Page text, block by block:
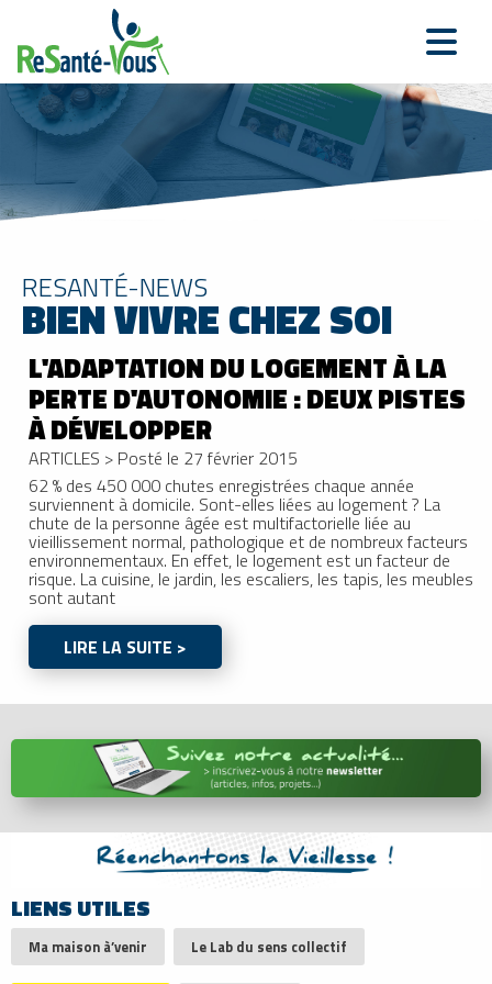
RESANTÉ-NEWS
BIEN VIVRE CHEZ SOI
L'ADAPTATION DU LOGEMENT À LA
PERTE D'AUTONOMIE : DEUX PISTES
À DÉVELOPPER
ARTICLES > Posté le 27 février 2015
62 % des 450 000 chutes enregistrées chaque année
surviennent à domicile. Sont-elles liées au logement ? La
chute de la personne âgée est multifactorielle liée au
vieillissement normal, pathologique et de nombreux facteurs
environnementaux. En effet, le logement est un facteur de
risque. La cuisine, le jardin, les escaliers, les tapis, les meubles
sont autant
LIRE LA SUITE >
LIENS UTILES
Ma maison à’venir Le Lab du sens collectif